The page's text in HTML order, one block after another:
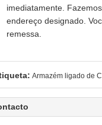
imediatamente.
endereço designado.
remessa.
Armazém ligado de